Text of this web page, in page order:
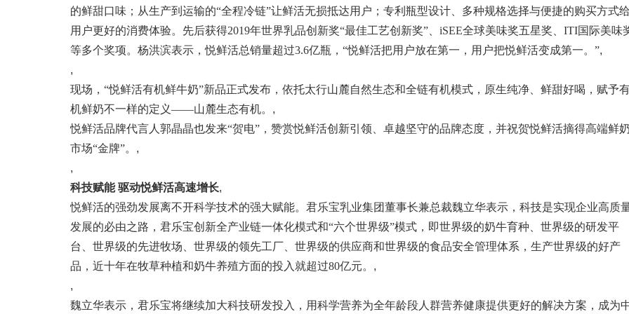
的鲜甜口味；从生产到运输的“全程冷链”让鲜活无损抵达用户；专利瓶型设计、多种规格选择与便捷的购买方式
用户更好的消费体验。先后获得2019年世界乳品创新奖“最佳工艺创新奖”、iSEE全球美味奖五星奖、ITI国际美味
等多个奖项。杨洪滨表示，悦鲜活总销量超过3.6亿瓶，“悦鲜活把用户放在第一，用户把悦鲜活变成第一。”,
,
现场，“悦鲜活有机鲜牛奶”新品正式发布，依托太行山麓自然生态和全链有机模式，原生纯净、鲜甜好喝，赋予
机鲜奶不一样的定义——山麓生态有机。 ,
悦鲜活品牌代言人郭晶晶也发来“贺电”，赞赏悦鲜活创新引领、卓越坚守的品牌态度，并祝贺悦鲜活摘得高端鲜奶
市场“金牌”。 ,
,
科技赋能 驱动悦鲜活高速增长,
悦鲜活的强劲发展离不开科学技术的强大赋能。君乐宝乳业集团董事长兼总裁魏立华表示，科技是实现企业高质
发展的必由之路，君乐宝创新全产业链一体化模式和“六个世界级”模式，即世界级的奶牛育种、世界级的研发平
台、世界级的先进牧场、世界级的领先工厂、世界级的供应商和世界级的食品安全管理体系，生产世界级的好产
品，近十年在牧草种植和奶牛养殖方面的投入就超过80亿元。 ,
,
魏立华表示，君乐宝将继续加大科技研发投入，用科学营养为全年龄段人群营养健康提供更好的解决方案，成为